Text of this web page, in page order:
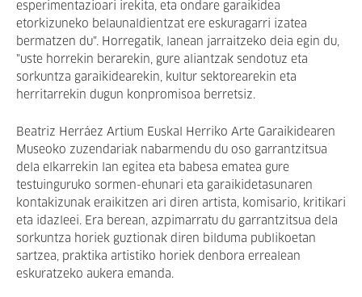
esperimentazioari irekita, eta ondare garaikidea
etorkizuneko belaunaldientzat ere eskuragarri izatea
bermatzen du". Horregatik, lanean jarraitzeko deia egin du,
"uste horrekin berarekin, gure aliantzak sendotuz eta
sorkuntza garaikidearekin, kultur sektorearekin eta
herritarrekin dugun konpromisoa berretsiz.
Beatriz Herráez Artium Euskal Herriko Arte Garaikidearen
Museoko zuzendariak nabarmendu du oso garrantzitsua
dela elkarrekin lan egitea eta babesa ematea gure
testuinguruko sormen-ehunari eta garaikidetasunaren
kontakizunak eraikitzen ari diren artista, komisario, kritikari
eta idazleei. Era berean, azpimarratu du garrantzitsua dela
sorkuntza horiek guztionak diren bilduma publikoetan
sartzea, praktika artistiko horiek denbora errealean
eskuratzeko aukera emanda.